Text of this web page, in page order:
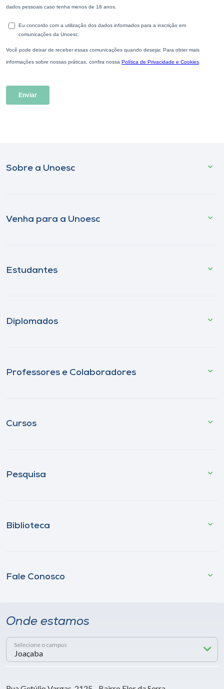
Sobre a Unoesc
Venha para a Unoesc
Estudantes
Diplomados
Professores e Colaboradores
Cursos
Pesquisa
Biblioteca
Fale Conosco
Onde estamos
Selecione o campus